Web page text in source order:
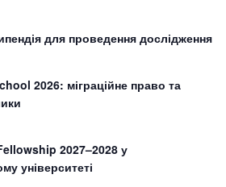
для проведення дослідження
2026: міграційне право та
2027–2028 у
університеті